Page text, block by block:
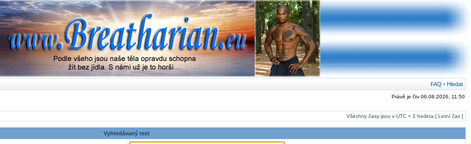
FAQ • Hledat
Právě je čtv 06.08.2026, 11:50
Všechny časy jsou v UTC + 1 hodina [ Letní čas ]
Vyhledávaný text